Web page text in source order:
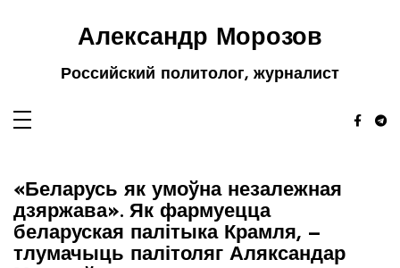
Александр Морозов
Российский политолог, журналист
«Беларусь як умоўна незалежная
дзяржава». Як фармуецца
беларуская палітыка Крамля, —
тлумачыць палітоляг Аляксандар